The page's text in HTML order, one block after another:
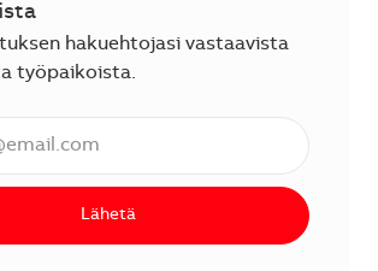
hakuehtojasi vastaavista
työpaikoista.
Lähetä